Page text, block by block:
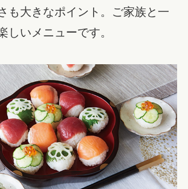
も大きなポイント。ご家族と一
しいメニューです。